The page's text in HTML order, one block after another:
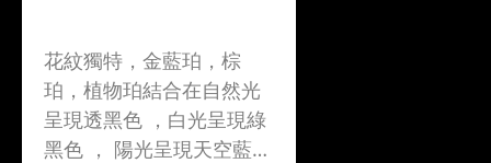
花紋獨特，金藍珀，棕
珀，植物珀結合在自然光
呈現透黑色 ，白光呈現綠
黑色 ， 陽光呈現天空藍色